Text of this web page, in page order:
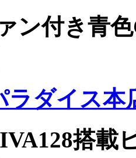
ン付き青
ラダイス本
搭